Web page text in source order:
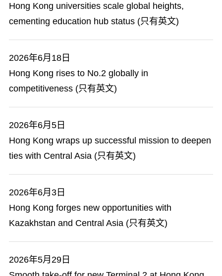
Hong Kong universities scale global heights,
cementing education hub status (只有英文)
2026年6月18日
Hong Kong rises to No.2 globally in
competitiveness (只有英文)
2026年6月5日
Hong Kong wraps up successful mission to deepen
ties with Central Asia (只有英文)
2026年6月3日
Hong Kong forges new opportunities with
Kazakhstan and Central Asia (只有英文)
2026年5月29日